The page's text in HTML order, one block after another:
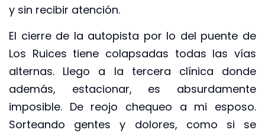
y sin recibir atención.
El cierre de la autopista por lo del puente de
Los Ruices tiene colapsadas todas las vías
alternas. Llego a la tercera clínica donde
además, estacionar, es absurdamente
imposible. De reojo chequeo a mi esposo.
Sorteando gentes y dolores, como si se